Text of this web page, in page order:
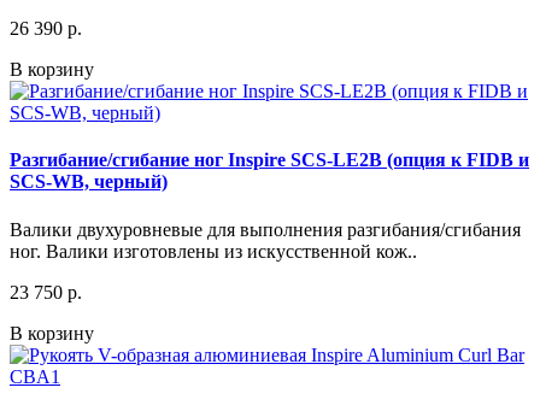
26 390 р.
В корзину
Разгибание/сгибание ног Inspire SCS-LE2B (опция к FIDB и
SCS-WB, черный)
Валики двухуровневые для выполнения разгибания/сгибания
ног. Валики изготовлены из искусственной кож..
23 750 р.
В корзину